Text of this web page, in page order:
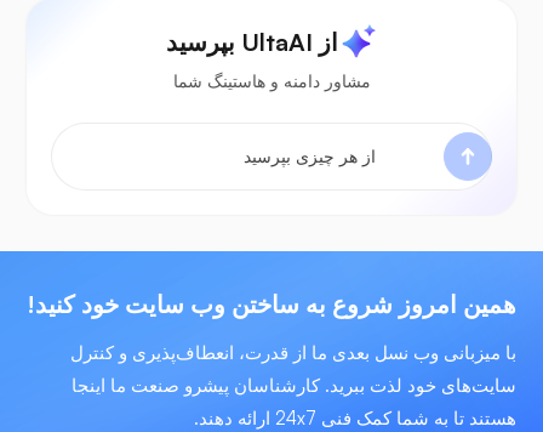
از UltaAI بپرسید
مشاور دامنه و هاستینگ شما
همین امروز شروع به ساختن وب سایت خود کنید!
با میزبانی وب نسل بعدی ما از قدرت، انعطاف‌پذیری و کنترل
سایت‌های خود لذت ببرید. کارشناسان پیشرو صنعت ما اینجا
هستند تا به شما کمک فنی 24x7 ارائه دهند.